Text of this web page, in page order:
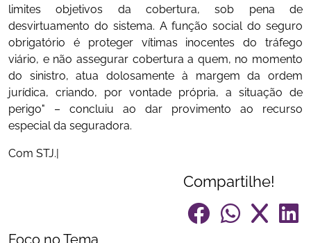
limites objetivos da cobertura, sob pena de
desvirtuamento do sistema. A função social do seguro
obrigatório é proteger vítimas inocentes do tráfego
viário, e não assegurar cobertura a quem, no momento
do sinistro, atua dolosamente à margem da ordem
jurídica, criando, por vontade própria, a situação de
perigo" – concluiu ao dar provimento ao recurso
especial da seguradora.
Com STJ.|
Compartilhe!
Foco no Tema